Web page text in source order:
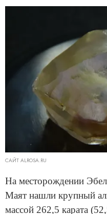
САЙТ ALROSA.RU
На месторождении
Маят нашли крупный
массой 262,5 карата